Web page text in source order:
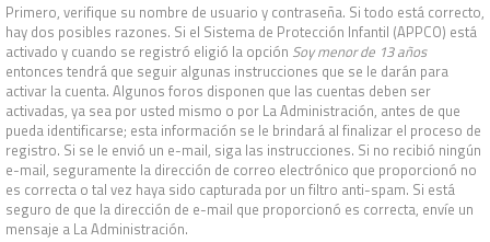
Primero, verifique su nombre de usuario y contraseña. Si todo está correcto,
hay dos posibles razones. Si el Sistema de Protección Infantil (APPCO) está
activado y cuando se registró eligió la opción Soy menor de 13 años
entonces tendrá que seguir algunas instrucciones que se le darán para
activar la cuenta. Algunos foros disponen que las cuentas deben ser
activadas, ya sea por usted mismo o por La Administración, antes de que
pueda identificarse; esta información se le brindará al finalizar el proceso de
registro. Si se le envió un e-mail, siga las instrucciones. Si no recibió ningún
e-mail, seguramente la dirección de correo electrónico que proporcionó no
es correcta o tal vez haya sido capturada por un filtro anti-spam. Si está
seguro de que la dirección de e-mail que proporcionó es correcta, envíe un
mensaje a La Administración.